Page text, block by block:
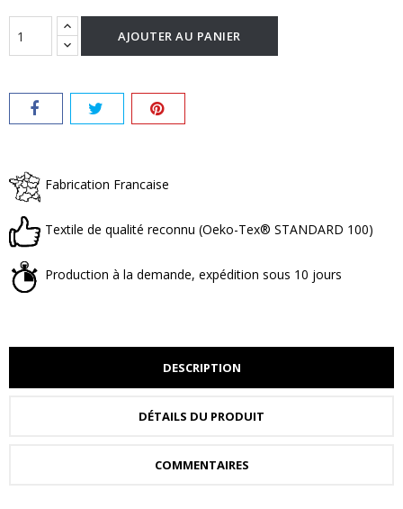
AJOUTER AU PANIER
Fabrication Francaise
Textile de qualité reconnu (Oeko-Tex® STANDARD 100)
Production à la demande, expédition sous 10 jours
DESCRIPTION
DÉTAILS DU PRODUIT
COMMENTAIRES